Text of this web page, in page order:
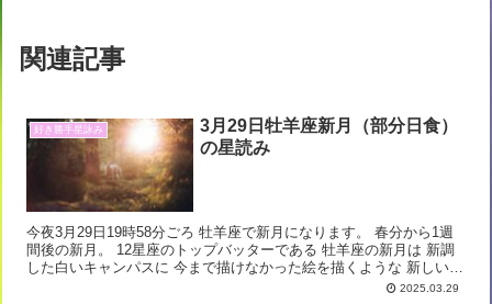
関連記事
好き勝手星詠み
3月29日牡羊座新月（部分日食）
の星読み
今夜3月29日19時58分ごろ 牡羊座で新月になります。 春分から1週
間後の新月。 12星座のトップバッターである 牡羊座の新月は 新調
した白いキャンパスに 今まで描けなかった絵を描くような 新しい可
2025.03.29